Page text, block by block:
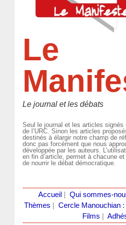
Le
Le journal et les débats
Seul le journal et les articles signés
de l’URC. Sinon les articles
destinés à élargir notre champ de
donc pas forcément que nous
développée par les auteurs.
en fin d’article, permet à chacune
de nourrir le débat démocratique.
Accueil Qui sommes-
Thèmes
Cercle Manouchian
Films